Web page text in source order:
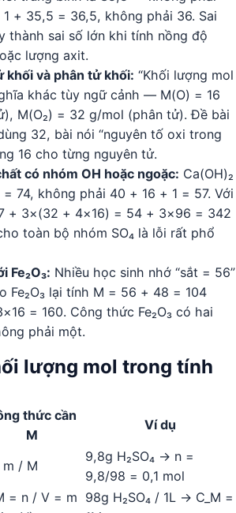
1 + 35,5 = 36,5, không phải 36. Sai
thành sai số lớn khi tính nồng độ
lượng axit.
khối và phân tử khối: “Khối lượng mol
khác tùy ngữ cảnh — M(O) = 16
M(O₂) = 32 g/mol (phân tử). Đề bài
32, bài nói “nguyên tố oxi trong
16 cho từng nguyên tử.
có nhóm OH hoặc ngoặc: Ca(OH)₂
74, không phải 40 + 16 + 1 = 57. Với
+ 3×(32 + 4×16) = 54 + 3×96 = 342
toàn bộ nhóm SO₄ là lỗi rất phổ
Fe₂O₃: Nhiều học sinh nhớ “sắt = 56”
Fe₂O₃ lại tính M = 56 + 48 = 104
= 160. Công thức Fe₂O₃ có hai
phải một.
lượng mol trong tính
thức cần
M
Ví dụ
m / M
9,8g H₂SO₄ → n =
9,8/98 = 0,1 mol
= n / V = m
98g H₂SO₄ / 1L → C_M =